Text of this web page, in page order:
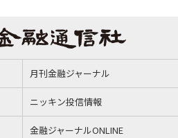
月刊金融ジャーナル
ニッキン投信情報
金融ジャーナルONLINE